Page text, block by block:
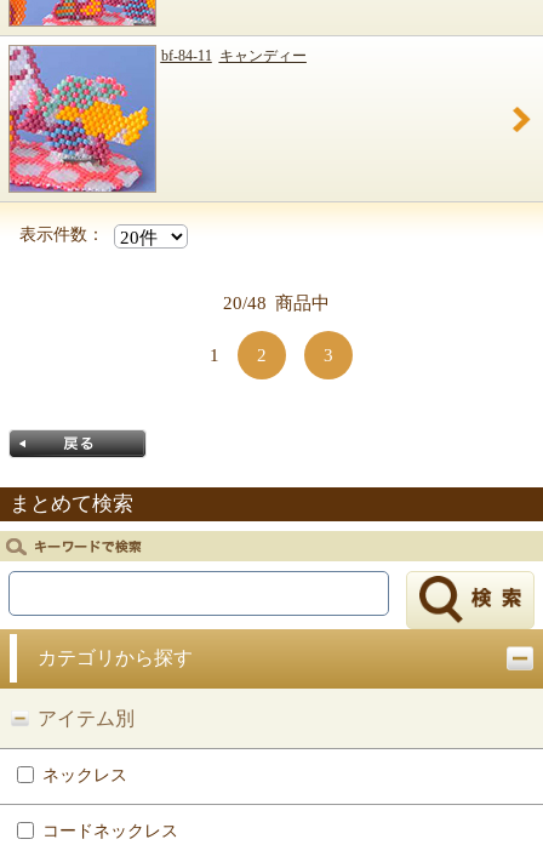
bf-84-11 キャンディー
表示件数：
20/48 商品中
1 2 3
戻る
まとめて検索
カテゴリから探す
アイテム別
ネックレス
コードネックレス